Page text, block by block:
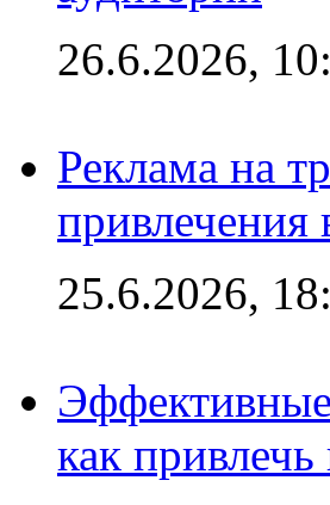
26.6.2026,
Реклама на
привлечения
25.6.2026,
как